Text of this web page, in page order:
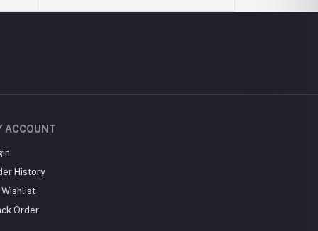
ACCOUNT
History
Wishlist
Order